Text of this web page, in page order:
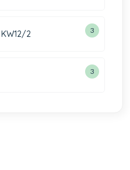
2 3
3